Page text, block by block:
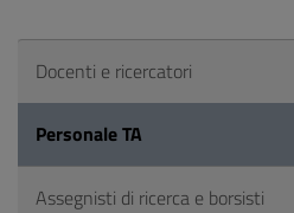
Docenti e ricercatori
Personale TA
Assegnisti di ricerca e borsisti